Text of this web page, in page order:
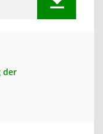
der